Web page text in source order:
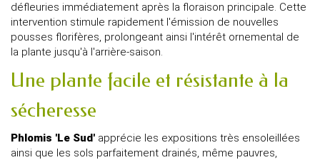
défleuries immédiatement après la floraison principale. Cette
intervention stimule rapidement l'émission de nouvelles
pousses florifères, prolongeant ainsi l'intérêt ornemental de
la plante jusqu'à l'arrière-saison.
Une plante facile et résistante à la
sécheresse
Phlomis 'Le Sud' apprécie les expositions très ensoleillées
ainsi que les sols parfaitement drainés, même pauvres,